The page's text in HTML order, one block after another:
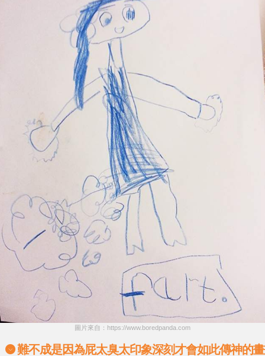
圖片來自：https://www.boredpanda.com
難不成是因為屁太臭太印象深刻才會如此傳神的畫